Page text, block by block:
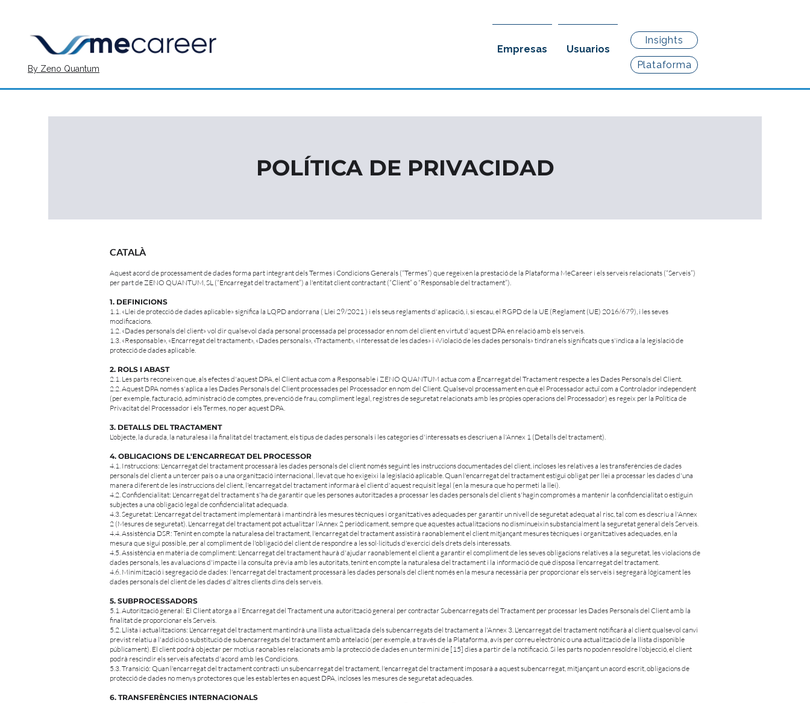
By Zeno Quantum
Empresas Usuarios
Insights
Plataforma
POLÍTICA DE PRIVACIDAD
CATALÀ
Aquest acord de processament de dades forma part integrant dels Termes i Condicions Generals (“Termes”) que regeixen la prestació de la Plataforma MeCareer i els serveis relacionats (“Serveis”)
per part de ZENO QUANTUM, SL (“Encarregat del tractament”) a l'entitat client contractant (“Client” o “Responsable del tractament”).
1. DEFINICIONS
1.1. «Llei de protecció de dades aplicable» significa la LQPD andorrana ( Llei 29/2021 ) i els seus reglaments d'aplicació, i, si escau, el RGPD de la UE (Reglament (UE) 2016/679), i les seves
modificacions.
1.2. «Dades personals del client» vol dir qualsevol dada personal processada pel processador en nom del client en virtut d'aquest DPA en relació amb els serveis.
1.3. «Responsable», «Encarregat del tractament», «Dades personals», «Tractament», «Interessat de les dades» i «Violació de les dades personals» tindran els significats que s'indica a la legislació de
protecció de dades aplicable.
2. ROLS I ABAST
2.1. Les parts reconeixen que, als efectes d'aquest DPA, el Client actua com a Responsable i ZENO QUANTUM actua com a Encarregat del Tractament respecte a les Dades Personals del Client.
2.2. Aquest DPA només s'aplica a les Dades Personals del Client processades pel Processador en nom del Client. Qualsevol processament en què el Processador actuï com a Controlador independent
(per exemple, facturació, administració de comptes, prevenció de frau, compliment legal, registres de seguretat relacionats amb les pròpies operacions del Processador) es regeix per la Política de
Privacitat del Processador i els Termes, no per aquest DPA.
3. DETALLS DEL TRACTAMENT
L'objecte, la durada, la naturalesa i la finalitat del tractament, els tipus de dades personals i les categories d'interessats es descriuen a l'Annex 1 (Detalls del tractament).
4. OBLIGACIONS DE L'ENCARREGAT DEL PROCESSOR
4.1. Instruccions: L'encarregat del tractament processarà les dades personals del client només seguint les instruccions documentades del client, incloses les relatives a les transferències de dades
personals del client a un tercer país o a una organització internacional, llevat que ho exigeixi la legislació aplicable. Quan l'encarregat del tractament estigui obligat per llei a processar les dades d'una
manera diferent de les instruccions del client, l'encarregat del tractament informarà el client d'aquest requisit legal (en la mesura que ho permeti la llei).
4.2. Confidencialitat: L'encarregat del tractament s'ha de garantir que les persones autoritzades a processar les dades personals del client s'hagin compromès a mantenir la confidencialitat o estiguin
subjectes a una obligació legal de confidencialitat adequada.
4.3. Seguretat: L'encarregat del tractament implementarà i mantindrà les mesures tècniques i organitzatives adequades per garantir un nivell de seguretat adequat al risc, tal com es descriu a l'Annex
2 (Mesures de seguretat). L'encarregat del tractament pot actualitzar l'Annex 2 periòdicament, sempre que aquestes actualitzacions no disminueixin substancialment la seguretat general dels Serveis.
4.4. Assistència DSR: Tenint en compte la naturalesa del tractament, l'encarregat del tractament assistirà raonablement el client mitjançant mesures tècniques i organitzatives adequades, en la
mesura que sigui possible, per al compliment de l'obligació del client de respondre a les sol·licituds d'exercici dels drets dels interessats.
4.5. Assistència en matèria de compliment: L'encarregat del tractament haurà d'ajudar raonablement el client a garantir el compliment de les seves obligacions relatives a la seguretat, les violacions de
dades personals, les avaluacions d'impacte i la consulta prèvia amb les autoritats, tenint en compte la naturalesa del tractament i la informació de què disposa l'encarregat del tractament.
4.6. Minimització i segregació de dades: l'encarregat del tractament processarà les dades personals del client només en la mesura necessària per proporcionar els serveis i segregarà lògicament les
dades personals del client de les dades d'altres clients dins dels serveis.
5. SUBPROCESSADORS
5.1. Autorització general: El Client atorga a l'Encarregat del Tractament una autorització general per contractar Subencarregats del Tractament per processar les Dades Personals del Client amb la
finalitat de proporcionar els Serveis.
5.2. Llista i actualitzacions: L'encarregat del tractament mantindrà una llista actualitzada dels subencarregats del tractament a l'Annex 3. L'encarregat del tractament notificarà al client qualsevol canvi
previst relatiu a l'addició o substitució de subencarregats del tractament amb antelació (per exemple, a través de la Plataforma, avís per correu electrònic o una actualització de la llista disponible
públicament). El client podrà objectar per motius raonables relacionats amb la protecció de dades en un termini de [15] dies a partir de la notificació. Si les parts no poden resoldre l'objecció, el client
podrà rescindir els serveis afectats d'acord amb les Condicions.
5.3. Transició: Quan l'encarregat del tractament contracti un subencarregat del tractament, l'encarregat del tractament imposarà a aquest subencarregat, mitjançant un acord escrit, obligacions de
protecció de dades no menys protectores que les establertes en aquest DPA, incloses les mesures de seguretat adequades.
6. TRANSFERÈNCIES INTERNACIONALS